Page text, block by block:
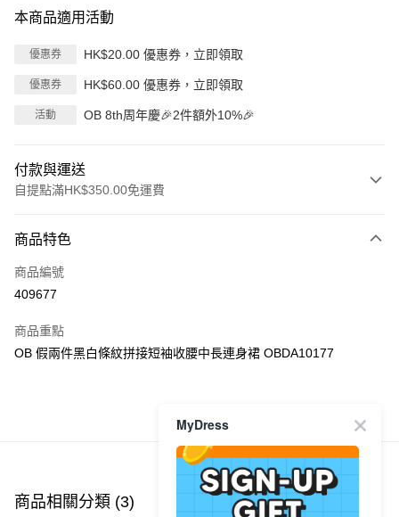
本商品適用活動
優惠券 HK$20.00 優惠券，立即領取
優惠券 HK$60.00 優惠券，立即領取
活動 OB 8th周年慶🎉2件額外10%🎉
付款與運送
自提點滿HK$350.00免運費
信用卡
Apple Pay
PayMe
每筆HK$40.00，滿HK$350.00或以上免運費
付款後順豐站及營業點
商品特色
商品編號
409677
商品重點
OB 假兩件黑白條紋拼接短袖收腰中長連身裙 OBDA10177
商品推薦
商品相關分類 (3)
MyDress